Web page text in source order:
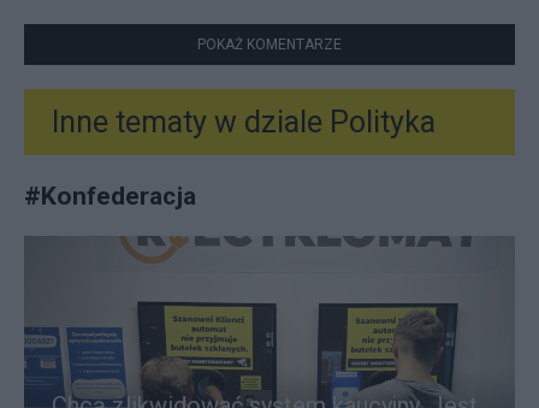
POKAŻ KOMENTARZE
Inne tematy w dziale Polityka
#Konfederacja